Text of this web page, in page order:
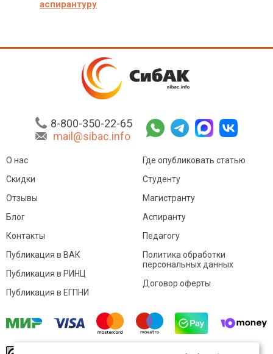
аспирантуру
8-800-350-22-65
mail@sibac.info
О нас
Скидки
Отзывы
Блог
Контакты
Где опубликовать статью
Студенту
Магистранту
Аспиранту
Педагогу
Публикация в ВАК
Публикация в РИНЦ
Публикация в ЕГПНИ
Политика обработки
персональных данных
Договор оферты